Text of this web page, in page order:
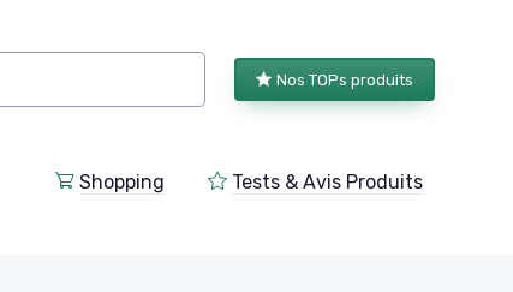
Nos TOPs produits
Shopping Tests & Avis Produits